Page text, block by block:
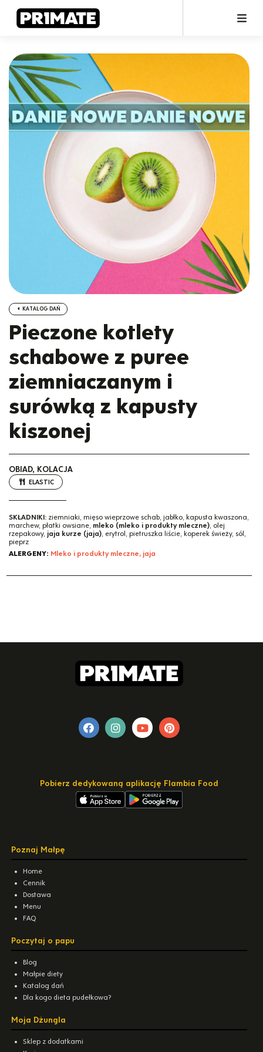
KATALOG DAŃ
Pieczone kotlety
schabowe z puree
ziemniaczanym i
surówką z kapusty
kiszonej
OBIAD, KOLACJA
ELASTIC
SKŁADNIKI: ziemniaki, mięso wieprzowe schab, jabłko, kapusta kwaszona,
marchew, płatki owsiane, mleko (mleko i produkty mleczne), olej
rzepakowy, jaja kurze (jaja), erytrol, pietruszka liście, koperek świeży, sól,
pieprz
ALERGENY: Mleko i produkty mleczne, jaja
Pobierz dedykowaną aplikację Flambia Food
Poznaj Małpę
Home
Cennik
Dostawa
Menu
FAQ
Poczytaj o papu
Blog
Małpie diety
Katalog dań
Dla kogo dieta pudełkowa?
Moja Dżungla
Sklep z dodatkami